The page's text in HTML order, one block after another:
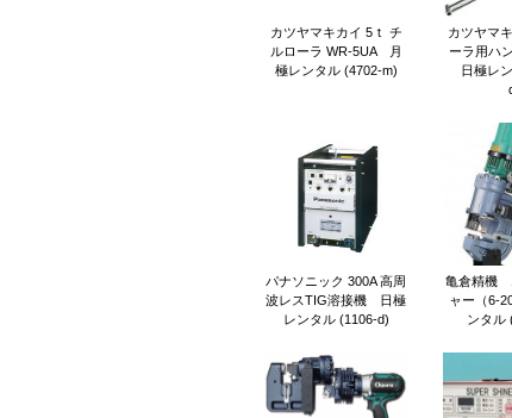
カツヤマキカイ 5ｔ チ
ルローラ WR-5UA 月
極レンタル (4702-m)
カツヤマ
ーラ用ハ
日極レ
パナソニック 300A 高周
波レスTIG溶接機 日極
レンタル (1106-d)
亀倉精機
ャー（6-
ンタル